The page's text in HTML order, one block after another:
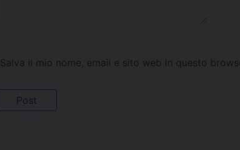
Salva il mio nome, email e sito web in questo